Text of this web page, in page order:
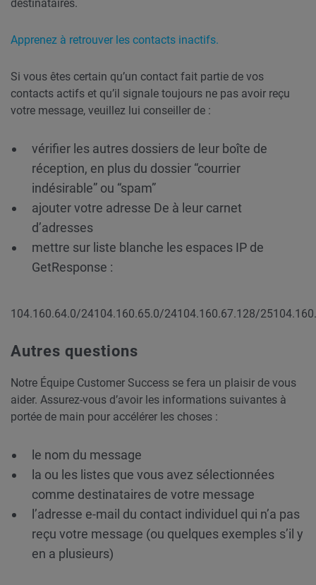
destinataires.
Apprenez à retrouver les contacts inactifs.
Si vous êtes certain qu’un contact fait partie de vos
contacts actifs et qu’il signale toujours ne pas avoir reçu
votre message, veuillez lui conseiller de :
vérifier les autres dossiers de leur boîte de
réception, en plus du dossier “courrier
indésirable” ou “spam”
ajouter votre adresse De à leur carnet
d’adresses
mettre sur liste blanche les espaces IP de
GetResponse :
104.160.64.0/24104.160.65.0/24104.160.67.128/25
Autres questions
Notre Équipe Customer Success se fera un plaisir de vous
aider. Assurez-vous d’avoir les informations suivantes à
portée de main pour accélérer les choses :
le nom du message
la ou les listes que vous avez sélectionnées
comme destinataires de votre message
l’adresse e-mail du contact individuel qui n’a pas
reçu votre message (ou quelques exemples s’il y
en a plusieurs)